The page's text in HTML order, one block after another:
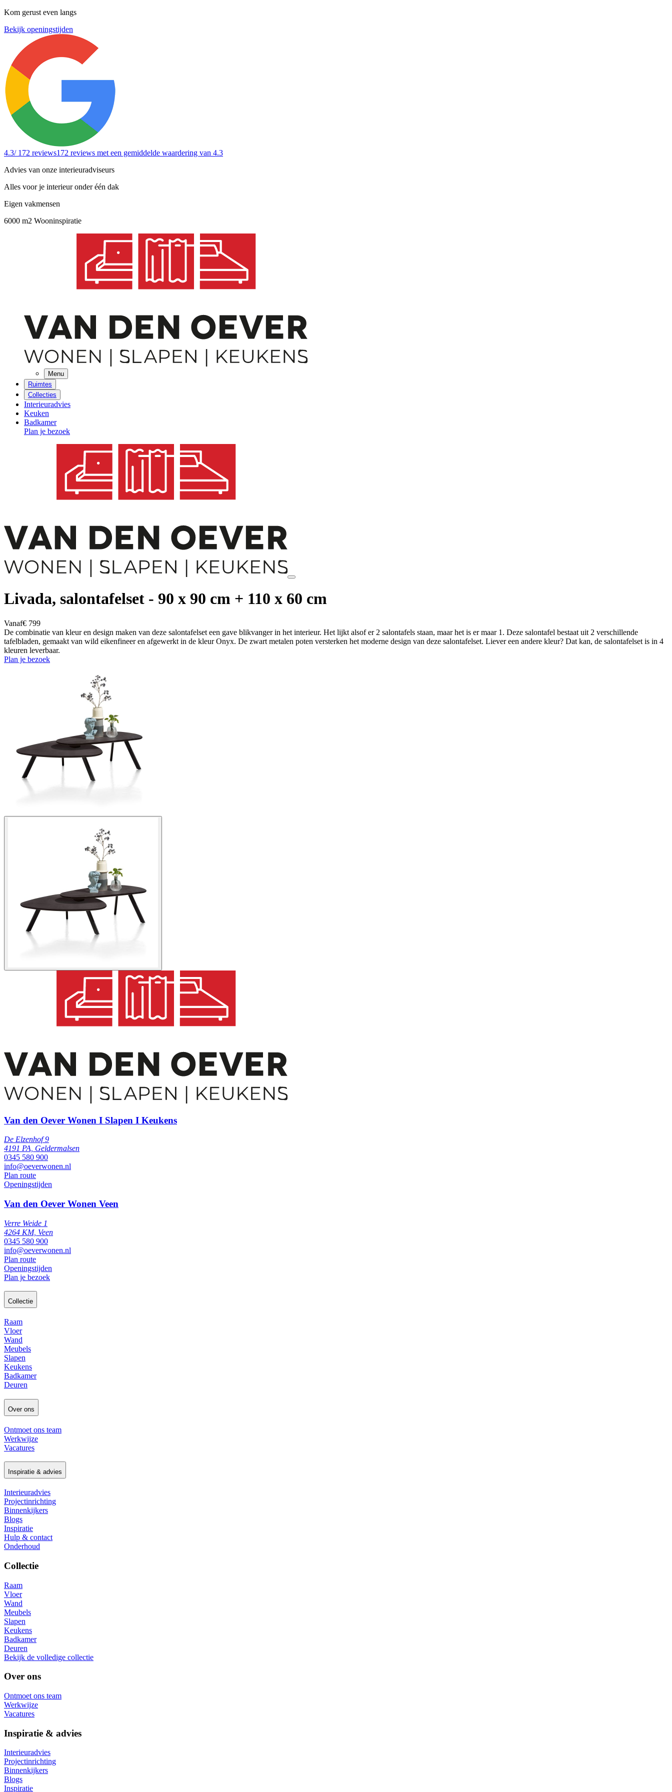
Kom gerust even langs
Bekijk openingstijden
4.3/ 172 reviews172 reviews met een gemiddelde waardering van 4.3
Advies van onze interieuradviseurs
Alles voor je interieur onder één dak
Eigen vakmensen
6000 m2 Wooninspiratie
Menu
Ruimtes
Collecties
Interieuradvies
Keuken
Badkamer
Plan je bezoek
Livada, salontafelset - 90 x 90 cm + 110 x 60 cm
Vanaf€ 799
De combinatie van kleur en design maken van deze salontafelset een gave blikvanger in het interieur. Het lijkt alsof er 2 salontafels staan, maar het is er maar 1. Deze salontafel bestaat uit 2 verschillende
tafelbladen, gemaakt van wild eikenfineer en afgewerkt in de kleur Onyx. De zwart metalen poten versterken het moderne design van deze salontafelset. Liever een andere kleur? Dat kan, de salontafelset is in 4
kleuren leverbaar.
Plan je bezoek
Van den Oever Wonen I Slapen I Keukens
De Elzenhof 9
4191 PA, Geldermalsen
0345 580 900
info@oeverwonen.nl
Plan route
Openingstijden
Van den Oever Wonen Veen
Verre Weide 1
4264 KM, Veen
0345 580 900
info@oeverwonen.nl
Plan route
Openingstijden
Plan je bezoek
Collectie
Raam
Vloer
Wand
Meubels
Slapen
Keukens
Badkamer
Deuren
Over ons
Ontmoet ons team
Werkwijze
Vacatures
Inspiratie & advies
Interieuradvies
Projectinrichting
Binnenkijkers
Blogs
Inspiratie
Hulp & contact
Onderhoud
Collectie
Raam
Vloer
Wand
Meubels
Slapen
Keukens
Badkamer
Deuren
Bekijk de volledige collectie
Over ons
Ontmoet ons team
Werkwijze
Vacatures
Inspiratie & advies
Interieuradvies
Projectinrichting
Binnenkijkers
Blogs
Inspiratie